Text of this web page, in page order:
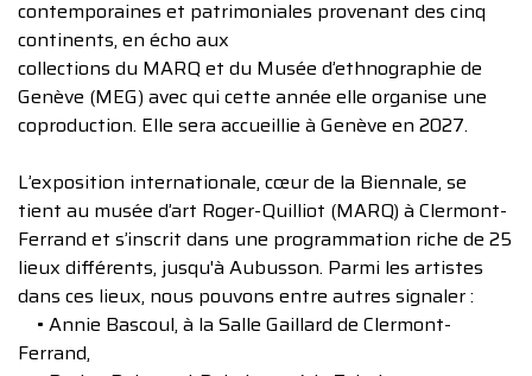
contemporaines et patrimoniales provenant des cinq
continents, en écho aux
collections du MARQ et du Musée dʼethnographie de
Genève (MEG) avec qui cette année elle organise une
coproduction. Elle sera accueillie à Genève en 2027.
Lʼexposition internationale, cœur de la Biennale, se
tient au musée dʼart Roger-Quilliot (MARQ) à Clermont-
Ferrand et sʼinscrit dans une programmation riche de 25
lieux différents, jusqu'à Aubusson. Parmi les artistes
dans ces lieux, nous pouvons entre autres signaler :
• Annie Bascoul, à la Salle Gaillard de Clermont-
Ferrand,